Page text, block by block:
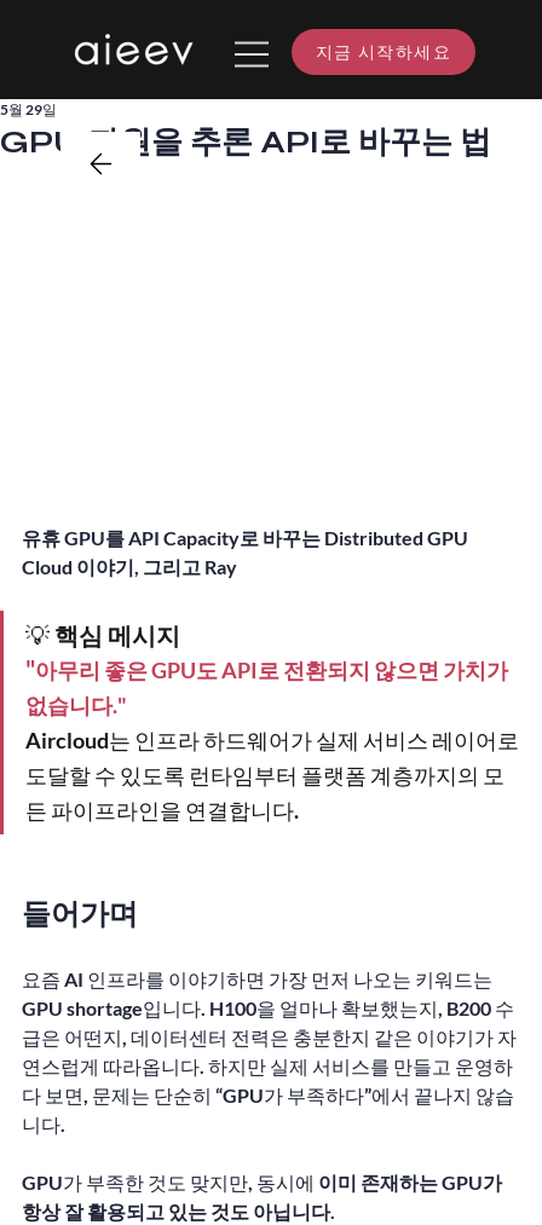
지금 시작하세요
GPU 자원을 추론 API로 바꾸는 법
5월 29일
유휴 GPU를 API Capacity로 바꾸는 Distributed GPU
Cloud 이야기, 그리고 Ray
💡 핵심 메시지
"아무리 좋은 GPU도 API로 전환되지 않으면 가치가
없습니다."
Aircloud는 인프라 하드웨어가 실제 서비스 레이어로
도달할 수 있도록 런타임부터 플랫폼 계층까지의 모
든 파이프라인을 연결합니다.
들어가며
요즘 AI 인프라를 이야기하면 가장 먼저 나오는 키워드는
GPU shortage입니다. H100을 얼마나 확보했는지, B200 수
급은 어떤지, 데이터센터 전력은 충분한지 같은 이야기가 자
연스럽게 따라옵니다. 하지만 실제 서비스를 만들고 운영하
다 보면, 문제는 단순히 “GPU가 부족하다”에서 끝나지 않습
니다.
GPU가 부족한 것도 맞지만, 동시에 이미 존재하는 GPU가
항상 잘 활용되고 있는 것도 아닙니다.